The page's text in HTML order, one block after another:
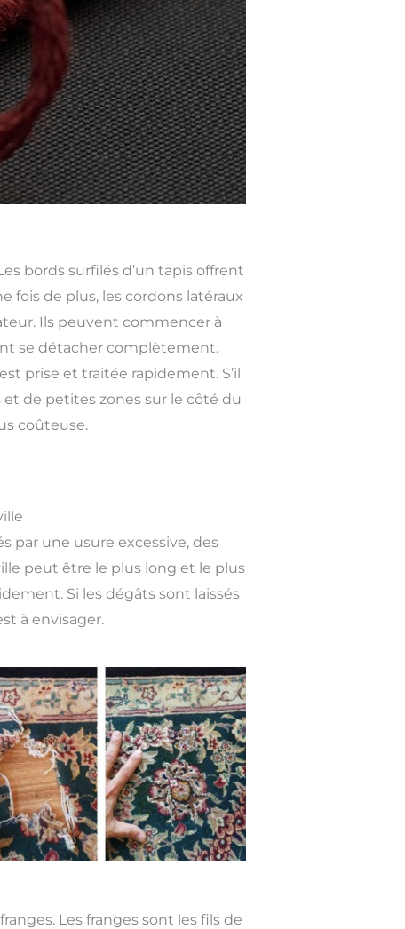
bords surfilés d’un tapis offrent
fois de plus, les cordons latéraux
Ils peuvent commencer à
se détacher complètement.
prise et traitée rapidement. S’il
de petites zones sur le côté du
coûteuse.
par une usure excessive, des
peut être le plus long et le plus
Si les dégâts sont laissés
à envisager.
Les franges sont les fils de